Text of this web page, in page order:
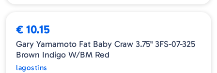
€ 10.15
Gary Yamamoto Fat Baby Craw 3.75" 3FS-07-325
Brown Indigo W/BM Red
lagostins